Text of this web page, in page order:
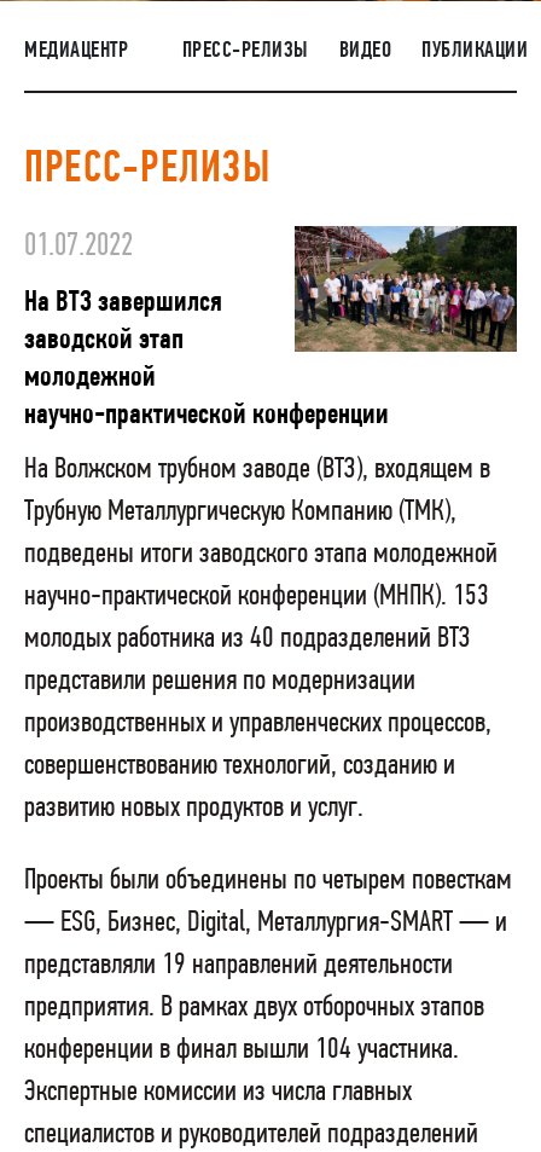
НАШИ ЛЮДИ
ОКРУЖАЮЩАЯ СРЕДА
ЗАКУПКИ
МЕДИАЦЕНТР ПРЕСС-РЕЛИЗЫ ВИДЕО ПУБЛИКАЦИИ
ПРЕСС-РЕЛИЗЫ
01.07.2022
На ВТЗ завершился
заводской этап
молодежной
научно-практической конференции
На Волжском трубном заводе (ВТЗ), входящем в
Трубную Металлургическую Компанию (ТМК),
подведены итоги заводского этапа молодежной
научно-практической конференции (МНПК). 153
молодых работника из 40 подразделений ВТЗ
представили решения по модернизации
производственных и управленческих процессов,
совершенствованию технологий, созданию и
развитию новых продуктов и услуг.
Проекты были объединены по четырем повесткам
— ESG, Бизнес, Digital, Металлургия-SMART — и
представляли 19 направлений деятельности
предприятия. В рамках двух отборочных этапов
конференции в финал вышли 104 участника.
Экспертные комиссии из числа главных
специалистов и руководителей подразделений